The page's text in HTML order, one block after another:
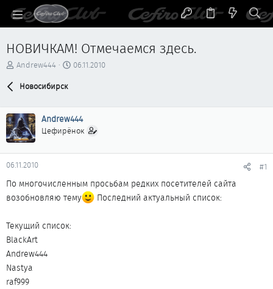
НОВИЧКАМ! Отмечаемся здесь.
А
т
е
м
ы
Andrew444
Д
а
ч
л
06.11.2010
Новосибирск
Andrew444
Цефирёнок
06.11.2010 #1
По многочисленным просьбам редких посетителей сайта
возобновляю тему
Последний актуальный список:
Текущий список:
BlackArt
Andrew444
Nastya
raf999